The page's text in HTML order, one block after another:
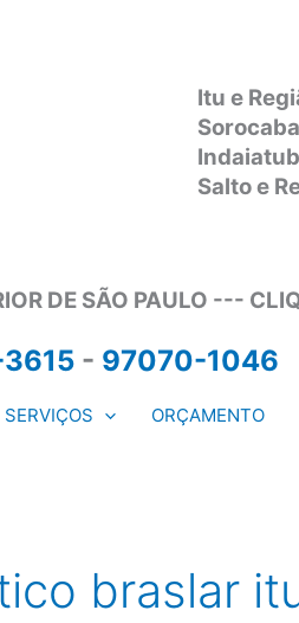
Itu e
Salto e
DE SÃO PAULO ---
- 97070-1046
SERVIÇOS ORÇAMENTO
braslar